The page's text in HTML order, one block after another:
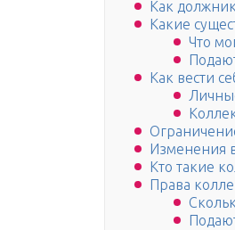
Как
Какие
Что
Как вести
Изменения
Кто такие
Права